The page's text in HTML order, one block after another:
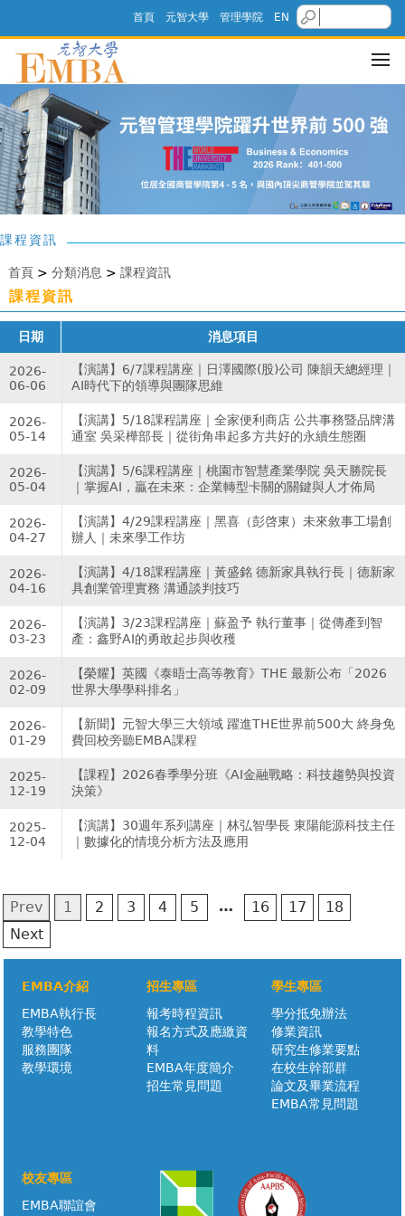
首頁 元智大學 管理學院 EN
課程資訊
首頁> 分類消息 > 課程資訊
課程資訊
日期 消息項目
2026-
06-06
【演講】6/7課程講座｜日澤國際(股)公司 陳韻天總經理｜
AI時代下的領導與團隊思維
2026-
05-14
【演講】5/18課程講座｜全家便利商店 公共事務暨品牌溝
通室 吳采樺部長｜從街角串起多方共好的永續生態圈
2026-
05-04
【演講】5/6課程講座｜桃園市智慧產業學院 吳天勝院長
｜掌握AI，贏在未來：企業轉型卡關的關鍵與人才佈局
2026-
04-27
【演講】4/29課程講座｜黑喜（彭啓東）未來敘事工場創
辦人｜未來學工作坊
2026-
04-16
【演講】4/18課程講座｜黃盛銘 德新家具執行長｜德新家
具創業管理實務 溝通談判技巧
2026-
03-23
【演講】3/23課程講座｜蘇盈予 執行董事｜從傳產到智
產：鑫野AI的勇敢起步與收穫
2026-
02-09
【榮耀】英國《泰晤士高等教育》THE 最新公布「2026
世界大學學科排名」
2026-
01-29
【新聞】元智大學三大領域 躍進THE世界前500大 終身免
費回校旁聽EMBA課程
2025-
12-19
【課程】2026春季學分班《AI金融戰略：科技趨勢與投資
決策》
2025-
12-04
【演講】30週年系列講座｜林弘智學長 東陽能源科技主任
｜數據化的情境分析方法及應用
Prev 1 2 3 4 5 … 16 17
18
Next
EMBA介紹
EMBA執行長
教學特色
服務團隊
教學環境
招生專區
報考時程資訊
報名方式及應繳資
料
EMBA年度簡介
招生常見問題
學生專區
學分抵免辦法
修業資訊
研究生修業要點
在校生幹部群
論文及畢業流程
EMBA常見問題
校友專區
EMBA聯誼會